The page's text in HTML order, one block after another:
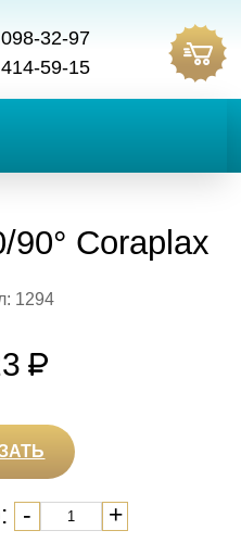
32-97
59-15
90° Coraplax
1294
- +